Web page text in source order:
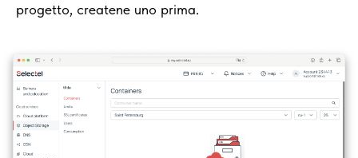
progetto, createne uno prima.